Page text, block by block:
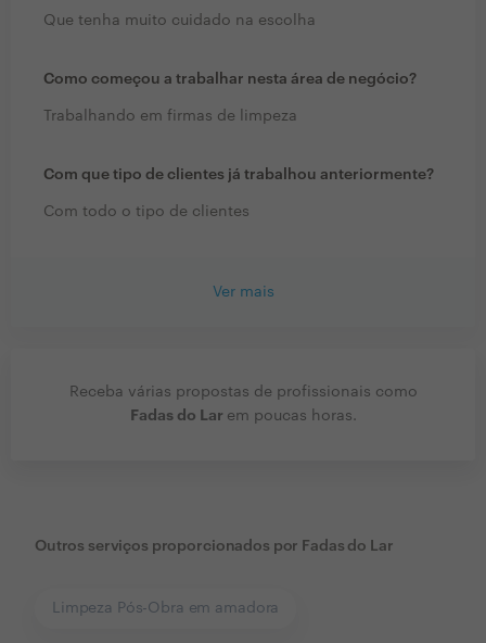
Que tenha muito cuidado na escolha
Como começou a trabalhar nesta área de negócio?
Trabalhando em firmas de limpeza
Com que tipo de clientes já trabalhou anteriormente?
Com todo o tipo de clientes
Ver mais
Receba várias propostas de profissionais como
Fadas do Lar em poucas horas.
Outros serviços proporcionados por Fadas do Lar
Limpeza Pós-Obra em amadora